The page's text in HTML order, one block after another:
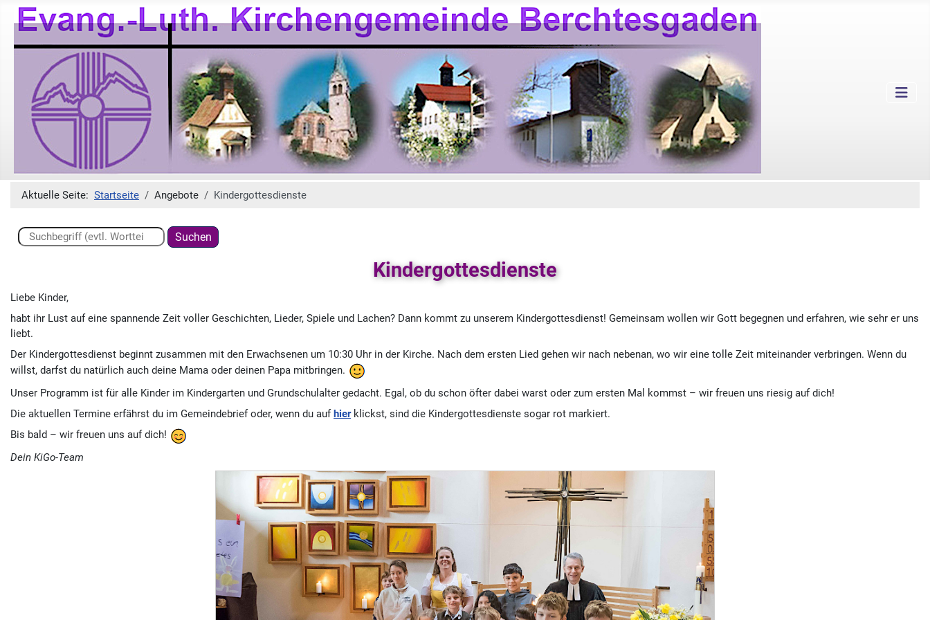
Aktuelle Seite: Startseite Angebote Kindergottesdienste
Suchen ...
Suchen
Kindergottesdienste
Liebe Kinder,
habt ihr Lust auf eine spannende Zeit voller Geschichten, Lieder, Spiele und Lachen? Dann kommt zu unserem Kindergottesdienst! Gemeinsam wollen wir Gott begegnen und erfahren, wie sehr er uns
liebt.
Der Kindergottesdienst beginnt zusammen mit den Erwachsenen um 10:30 Uhr in der Kirche. Nach dem ersten Lied gehen wir nach nebenan, wo wir eine tolle Zeit miteinander verbringen. Wenn du
willst, darfst du natürlich auch deine Mama oder deinen Papa mitbringen.
Unser Programm ist für alle Kinder im Kindergarten und Grundschulalter gedacht. Egal, ob du schon öfter dabei warst oder zum ersten Mal kommst – wir freuen uns riesig auf dich!
Die aktuellen Termine erfährst du im Gemeindebrief oder, wenn du aufhierklickst, sind die Kindergottesdienste sogar rot markiert.
Bis bald – wir freuen uns auf dich!
Dein KiGo-Team